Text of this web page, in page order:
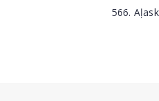
566.